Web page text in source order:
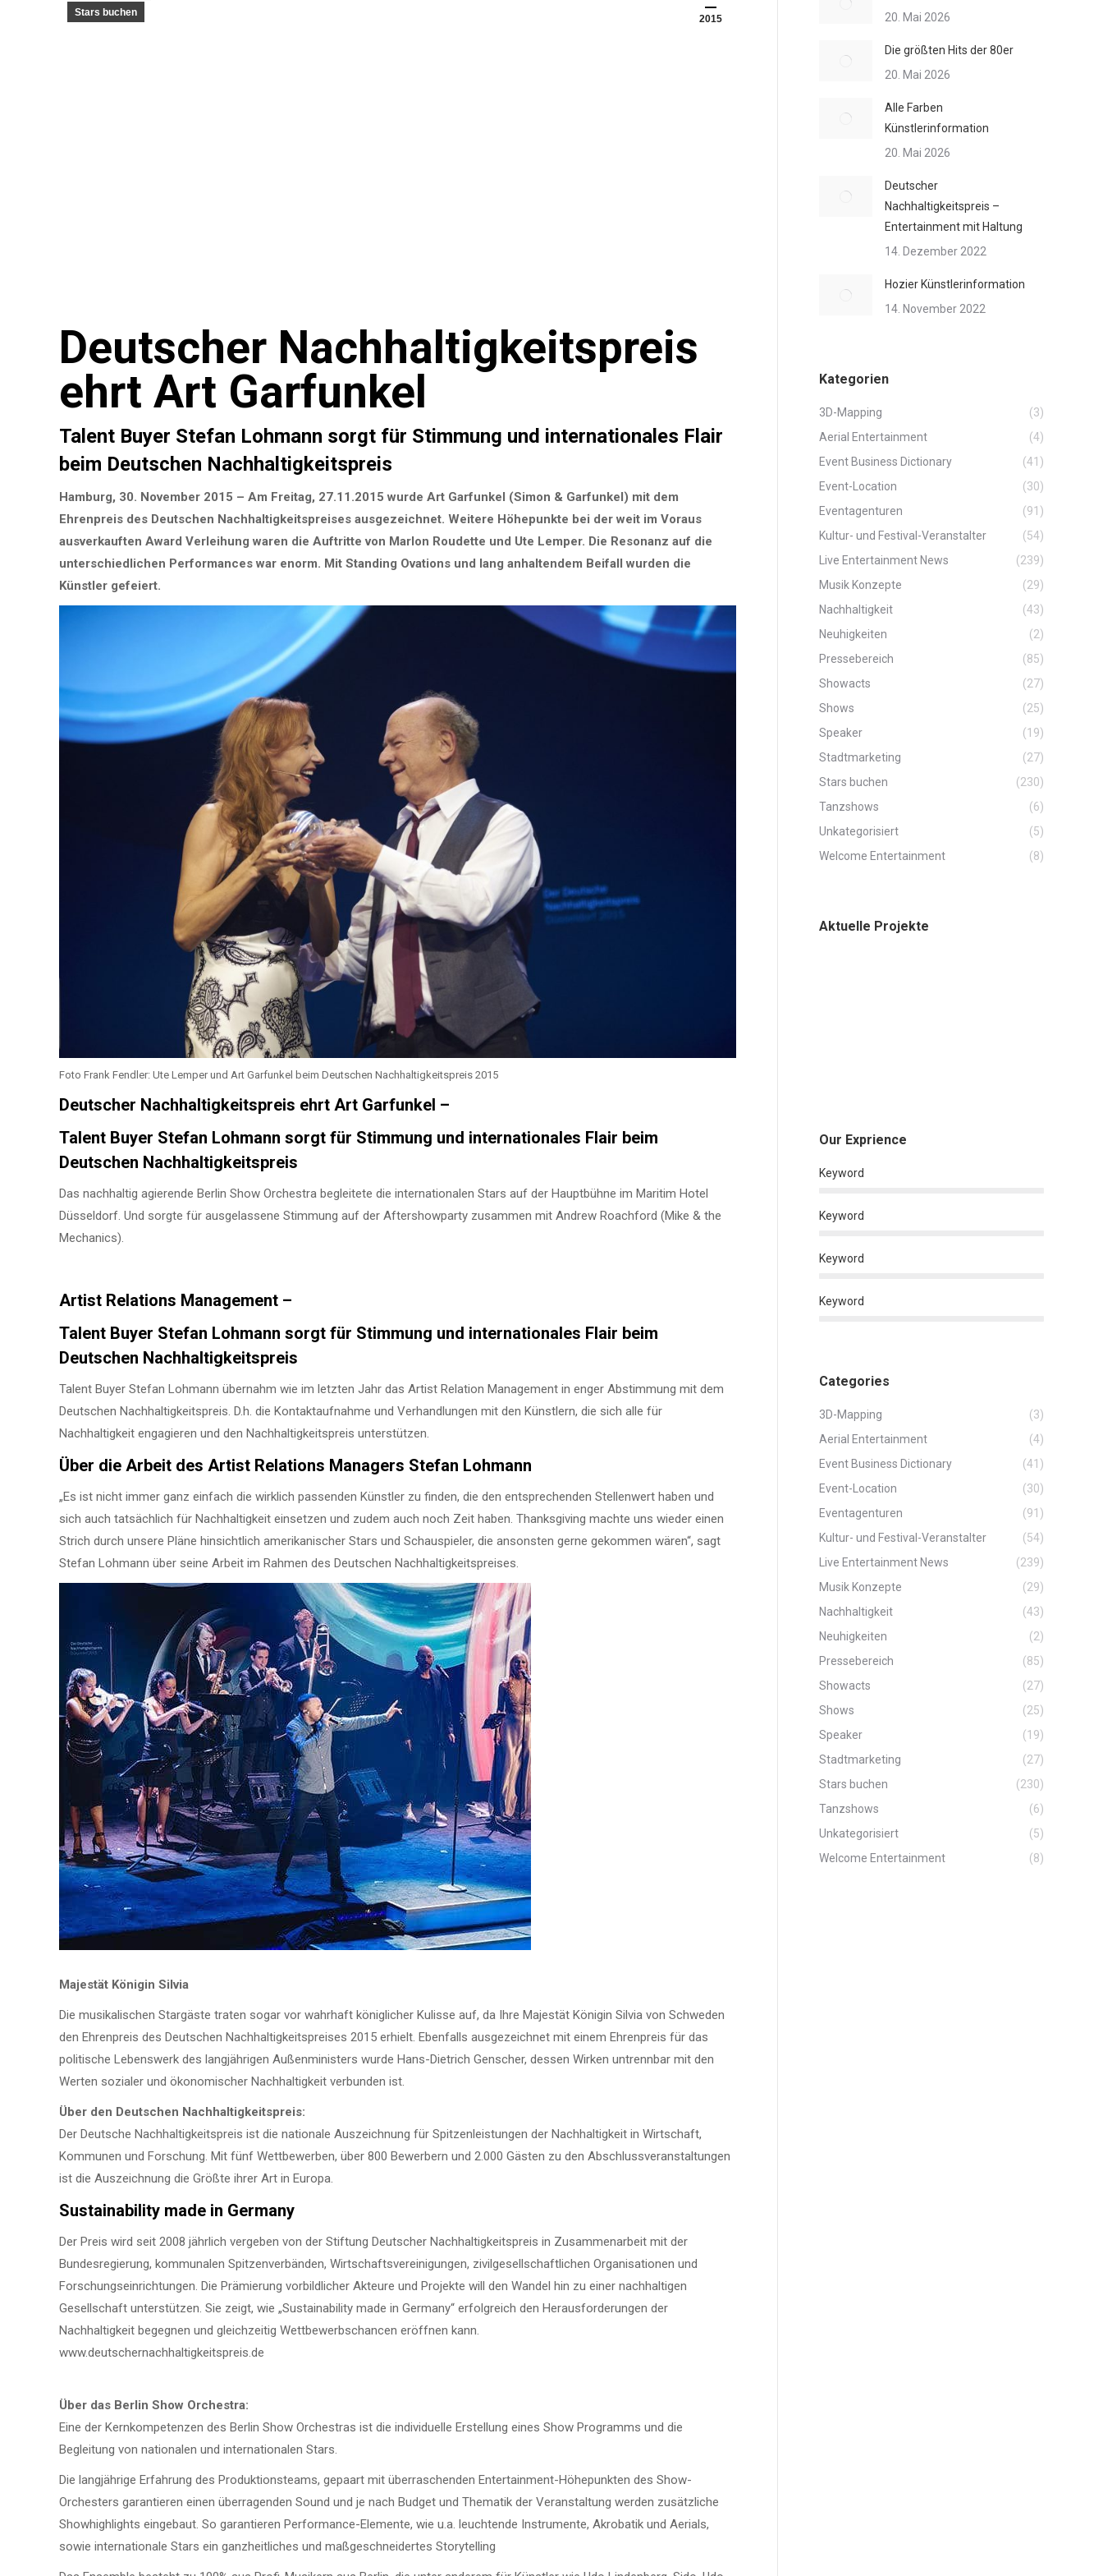
2015
Stars buchen
Deutscher Nachhaltigkeitspreis
ehrt Art Garfunkel
Talent Buyer Stefan Lohmann sorgt für Stimmung und internationales Flair
beim Deutschen Nachhaltigkeitspreis
Hamburg, 30. November 2015 – Am Freitag, 27.11.2015 wurde Art Garfunkel (Simon & Garfunkel) mit dem
Ehrenpreis des Deutschen Nachhaltigkeitspreises ausgezeichnet. Weitere Höhepunkte bei der weit im Voraus
ausverkauften Award Verleihung waren die Auftritte von Marlon Roudette und Ute Lemper. Die Resonanz auf die
unterschiedlichen Performances war enorm. Mit Standing Ovations und lang anhaltendem Beifall wurden die
Künstler gefeiert.
Foto Frank Fendler: Ute Lemper und Art Garfunkel beim Deutschen Nachhaltigkeitspreis 2015
Deutscher Nachhaltigkeitspreis ehrt Art Garfunkel –
Talent Buyer Stefan Lohmann sorgt für Stimmung und internationales Flair beim
Deutschen Nachhaltigkeitspreis
Das nachhaltig agierende Berlin Show Orchestra begleitete die internationalen Stars auf der Hauptbühne im Maritim Hotel
Düsseldorf. Und sorgte für ausgelassene Stimmung auf der Aftershowparty zusammen mit Andrew Roachford (Mike & the
Mechanics).
Artist Relations Management –
Talent Buyer Stefan Lohmann sorgt für Stimmung und internationales Flair beim
Deutschen Nachhaltigkeitspreis
Talent Buyer Stefan Lohmann übernahm wie im letzten Jahr das Artist Relation Management in enger Abstimmung mit dem
Deutschen Nachhaltigkeitspreis. D.h. die Kontaktaufnahme und Verhandlungen mit den Künstlern, die sich alle für
Nachhaltigkeit engagieren und den Nachhaltigkeitspreis unterstützen.
Über die Arbeit des Artist Relations Managers Stefan Lohmann
„Es ist nicht immer ganz einfach die wirklich passenden Künstler zu finden, die den entsprechenden Stellenwert haben und
sich auch tatsächlich für Nachhaltigkeit einsetzen und zudem auch noch Zeit haben. Thanksgiving machte uns wieder einen
Strich durch unsere Pläne hinsichtlich amerikanischer Stars und Schauspieler, die ansonsten gerne gekommen wären“, sagt
Stefan Lohmann über seine Arbeit im Rahmen des Deutschen Nachhaltigkeitspreises.
Majestät Königin Silvia
Die musikalischen Stargäste traten sogar vor wahrhaft königlicher Kulisse auf, da Ihre Majestät Königin Silvia von Schweden
den Ehrenpreis des Deutschen Nachhaltigkeitspreises 2015 erhielt. Ebenfalls ausgezeichnet mit einem Ehrenpreis für das
politische Lebenswerk des langjährigen Außenministers wurde Hans-Dietrich Genscher, dessen Wirken untrennbar mit den
Werten sozialer und ökonomischer Nachhaltigkeit verbunden ist.
Über den Deutschen Nachhaltigkeitspreis:
Der Deutsche Nachhaltigkeitspreis ist die nationale Auszeichnung für Spitzenleistungen der Nachhaltigkeit in Wirtschaft,
Kommunen und Forschung. Mit fünf Wettbewerben, über 800 Bewerbern und 2.000 Gästen zu den Abschlussveranstaltungen
ist die Auszeichnung die Größte ihrer Art in Europa.
Sustainability made in Germany
Der Preis wird seit 2008 jährlich vergeben von der Stiftung Deutscher Nachhaltigkeitspreis in Zusammenarbeit mit der
Bundesregierung, kommunalen Spitzenverbänden, Wirtschaftsvereinigungen, zivilgesellschaftlichen Organisationen und
Forschungseinrichtungen. Die Prämierung vorbildlicher Akteure und Projekte will den Wandel hin zu einer nachhaltigen
Gesellschaft unterstützen. Sie zeigt, wie „Sustainability made in Germany“ erfolgreich den Herausforderungen der
Nachhaltigkeit begegnen und gleichzeitig Wettbewerbschancen eröffnen kann.
www.deutschernachhaltigkeitspreis.de
Über das Berlin Show Orchestra:
Eine der Kernkompetenzen des Berlin Show Orchestras ist die individuelle Erstellung eines Show Programms und die
Begleitung von nationalen und internationalen Stars.
Die langjährige Erfahrung des Produktionsteams, gepaart mit überraschenden Entertainment-Höhepunkten des Show-
Orchesters garantieren einen überragenden Sound und je nach Budget und Thematik der Veranstaltung werden zusätzliche
Showhighlights eingebaut. So garantieren Performance-Elemente, wie u.a. leuchtende Instrumente, Akrobatik und Aerials,
sowie internationale Stars ein ganzheitliches und maßgeschneidertes Storytelling
20. Mai 2026
Die größten Hits der 80er
20. Mai 2026
Alle Farben
Künstlerinformation
20. Mai 2026
Deutscher
Nachhaltigkeitspreis –
Entertainment mit Haltung
14. Dezember 2022
Hozier Künstlerinformation
14. November 2022
Kategorien
3D-Mapping
(3)
Aerial Entertainment
(4)
Event Business Dictionary
(41)
Event-Location
(30)
Eventagenturen
(91)
Kultur- und Festival-Veranstalter
(54)
Live Entertainment News
(239)
Musik Konzepte
(29)
Nachhaltigkeit
(43)
Neuhigkeiten
(2)
Pressebereich
(85)
Showacts
(27)
Shows
(25)
Speaker
(19)
Stadtmarketing
(27)
Stars buchen
(230)
Tanzshows
(6)
Unkategorisiert
(5)
Welcome Entertainment
(8)
Aktuelle Projekte
Our Exprience
Keyword
Keyword
Keyword
Keyword
Categories
3D-Mapping
(3)
Aerial Entertainment
(4)
Event Business Dictionary
(41)
Event-Location
(30)
Eventagenturen
(91)
Kultur- und Festival-Veranstalter
(54)
Live Entertainment News
(239)
Musik Konzepte
(29)
Nachhaltigkeit
(43)
Neuhigkeiten
(2)
Pressebereich
(85)
Showacts
(27)
Shows
(25)
Speaker
(19)
Stadtmarketing
(27)
Stars buchen
(230)
Tanzshows
(6)
Unkategorisiert
(5)
Welcome Entertainment
(8)